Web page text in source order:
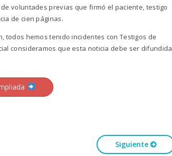
voluntades previas que firmó el paciente, testigo
de cien páginas.
todos hemos tenido incidentes con Testigos de
consideramos que esta noticia debe ser difundida
Siguiente